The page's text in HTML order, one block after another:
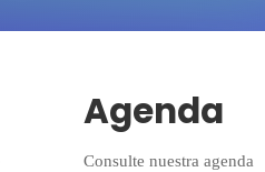
Agenda
Consulte nuestra agenda